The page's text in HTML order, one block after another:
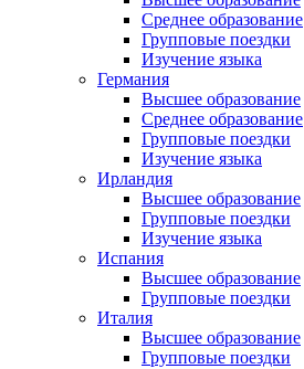
Среднее образование
Групповые поездки
Изучение языка
Германия
Высшее образование
Среднее образование
Групповые поездки
Изучение языка
Ирландия
Высшее образование
Групповые поездки
Изучение языка
Испания
Высшее образование
Групповые поездки
Италия
Высшее образование
Групповые поездки